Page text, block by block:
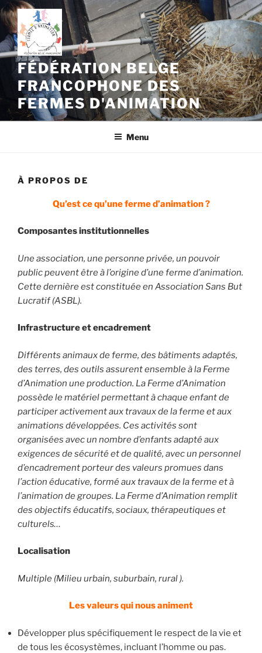
Aller
au
contenu
principal
FÉDÉRATION BELGE
FRANCOPHONE DES
FERMES D'ANIMATION
Menu
À PROPOS DE
Qu’est ce qu’une ferme d’animation ?
Composantes institutionnelles
Une association, une personne privée, un pouvoir
public peuvent être à l’origine d’une ferme d’animation.
Cette dernière est constituée en Association Sans But
Lucratif (ASBL).
Infrastructure et encadrement
Différents animaux de ferme, des bâtiments adaptés,
des terres, des outils assurent ensemble à la Ferme
d’Animation une production. La Ferme d’Animation
possède le matériel permettant à chaque enfant de
participer activement aux travaux de la ferme et aux
animations développées. Ces activités sont
organisées avec un nombre d’enfants adapté aux
exigences de sécurité et de qualité, avec un personnel
d’encadrement porteur des valeurs promues dans
l’action éducative, formé aux travaux de la ferme et à
l’animation de groupes. La Ferme d’Animation remplit
des objectifs éducatifs, sociaux, thérapeutiques et
culturels…
Localisation
Multiple (Milieu urbain, suburbain, rural ).
Les valeurs qui nous animent
Développer plus spécifiquement le respect de la vie et
de tous les écosystèmes, incluant l’homme ou pas.